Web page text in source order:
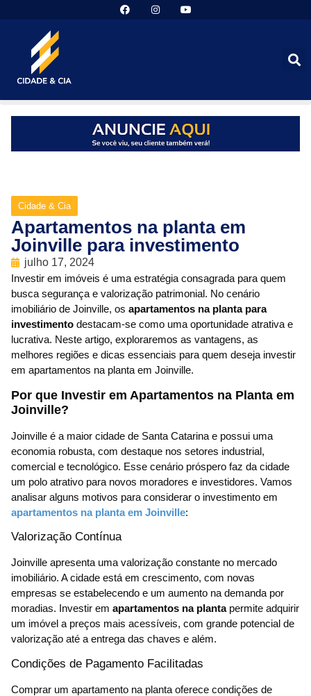
Cidade & Cia
Apartamentos na planta em
Joinville para investimento
julho 17, 2024
Investir em imóveis é uma estratégia consagrada para quem
busca segurança e valorização patrimonial. No cenário
imobiliário de Joinville, os apartamentos na planta para
investimento destacam-se como uma oportunidade atrativa e
lucrativa. Neste artigo, exploraremos as vantagens, as
melhores regiões e dicas essenciais para quem deseja investir
em apartamentos na planta em Joinville.
Por que Investir em Apartamentos na Planta em
Joinville?
Joinville é a maior cidade de Santa Catarina e possui uma
economia robusta, com destaque nos setores industrial,
comercial e tecnológico. Esse cenário próspero faz da cidade
um polo atrativo para novos moradores e investidores. Vamos
analisar alguns motivos para considerar o investimento em
apartamentos na planta em Joinville:
Valorização Contínua
Joinville apresenta uma valorização constante no mercado
imobiliário. A cidade está em crescimento, com novas
empresas se estabelecendo e um aumento na demanda por
moradias. Investir em apartamentos na plantapermite adquirir
um imóvel a preços mais acessíveis, com grande potencial de
valorização até a entrega das chaves e além.
Condições de Pagamento Facilitadas
Comprar um apartamento na planta oferece condições de